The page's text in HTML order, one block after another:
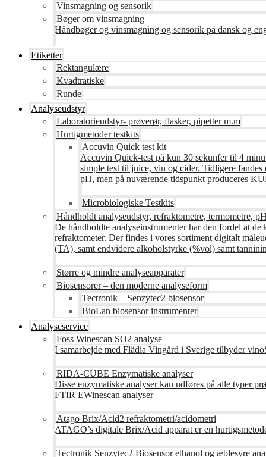
Vinsmagning og sensorik
Bøger om vinsmagning
Håndbøger og vinsmagning og sensorik på dansk og
Etiketter
Rektangulære
Kvadtratiske
Runde
Analyseudstyr
Laboratorieudstyr- prøverør, flasker, pipetter m.m
Hurtigmetoder testkits
Accuvin Quick test kit
Accuvin Quick-test på kun 30 sekunfer til 4
simple test til juice, vin og cider. Tidligere
pH, men på nuværende tidspunkt produceres
Microbiologiske Testkits
Håndholdt analyseudstyr, refraktometre, termometre,
De håndholdte analyseinstrumenter har den fordel at
refraktometer. Der findes i vores sortiment digitalt
(TA), samt endvidere alkoholstyrke (%vol) samt
Større og mindre analyseapparater
Biosensorer – den moderne analyseform
Tectronik – Senzytec2 biosensor
BioLan biosensor instrumenter
Analyseservice
Foss Winescan SO2 analyse
I samarbejde med Flädia Vingård i Sverige tilbyder
RIDA-CUBE Enzymatiske analyser
Disse enzymatiske analyser kan udføres på alle typer
FTIR EWinescan analyser
Atago Brix/Acid2 refraktometri/acidometri
ATAGO’s digitale Brix/Acid apparat er en
Tectronik Senzytec2 Biosensor ethanol og æblesyre